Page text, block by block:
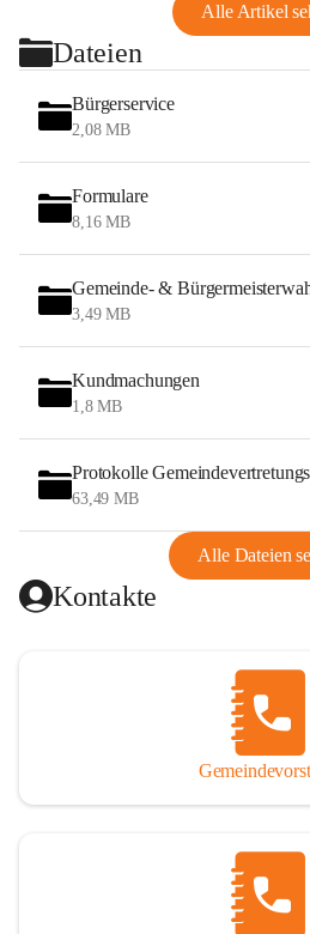
Alle Artikel
Dateien
Bürgerservice
2,08 MB
Formulare
8,16 MB
Gemeinde- &
3,49 MB
Kundmachungen
1,8 MB
Protokolle
63,49 MB
Alle Dateien
Kontakte